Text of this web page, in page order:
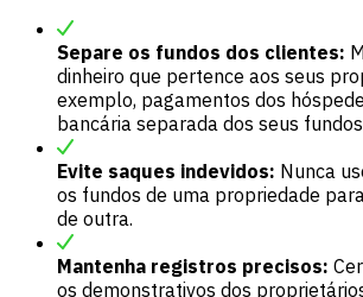
Separe os fundos dos clientes:
dinheiro que pertence aos seus
exemplo, pagamentos dos
bancária separada dos seus
Evite saques indevidos: Nunca
os fundos de uma propriedade
de outra.
Mantenha registros precisos:
os demonstrativos dos